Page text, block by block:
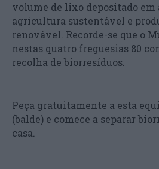
volume de lixo depositado em
agricultura sustentável e
renovável. Recorde-se que o
nestas quatro freguesias 80
recolha de biorresíduos.
Peça gratuitamente a esta
(balde) e comece a separar
casa.